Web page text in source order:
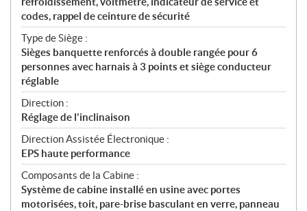
codes, rappel de ceinture de sécurité
Type de Siège :
Sièges banquette renforcés à double rangée pour 6
personnes avec harnais à 3 points et siège conducteur
réglable
Direction :
Réglage de l'inclinaison
Direction Assistée Électronique :
EPS haute performance
Composants de la Cabine :
Système de cabine installé en usine avec portes
motorisées, toit, pare-brise basculant en verre, panneau